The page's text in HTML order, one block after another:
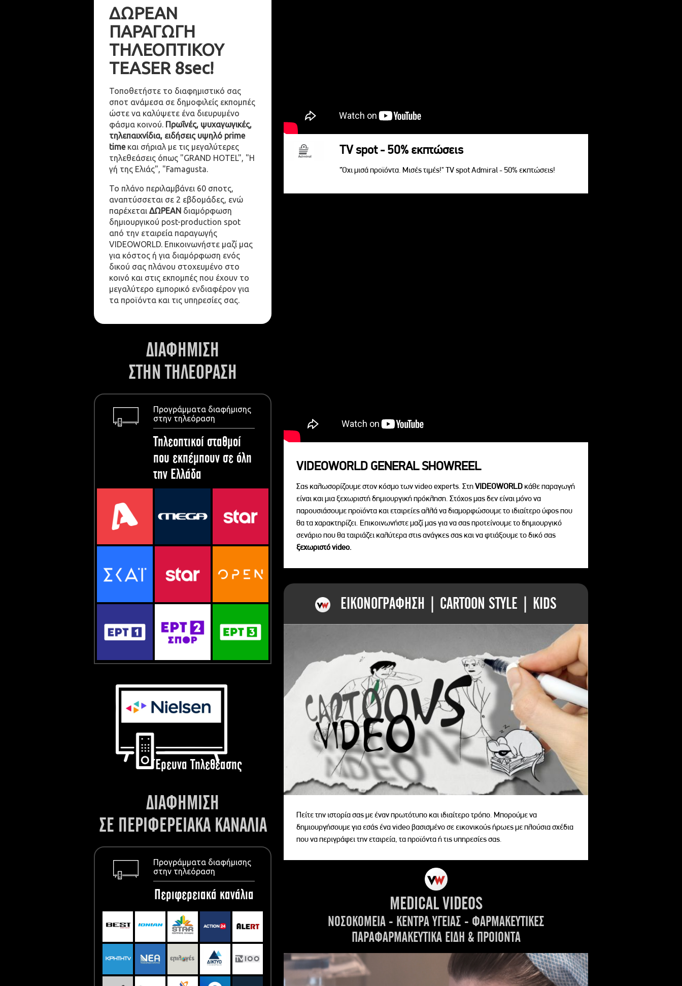
ΔΩΡΕΑΝ
ΠΑΡΑΓΩΓΗ
ΤΗΛΕΟΠΤΙΚΟΥ
TEASER 8sec!
Τοποθετήστε το διαφημιστικό σας
σποτ ανάμεσα σε δημοφιλείς εκπομπές
ώστε να καλύψετε ένα διευρυμένο
φάσμα κοινού. Πρωΐνές, ψυχαγωγικές,
τηλεπαιχνίδια, ειδήσεις υψηλό prime
timeκαι σήριαλ με τις μεγαλύτερες
τηλεθεάσεις όπως "GRAND HOTEL", "Η
γή της Ελιάς", "Famagusta.
Το πλάνο περιλαμβάνει 60 σποτς,
αναπτύσσεται σε 2 εβδομάδες, ενώ
παρέχεται ΔΩΡΕΑΝ διαμόρφωση
δημιουργικού post-production spot
από την εταιρεία παραγωγής
VIDEOWORLD. Επικοινωνήστε μαζί μας
για κόστος ή για διαμόρφωση ενός
δικού σας πλάνου στοχευμένο στο
κοινό και στις εκπομπές που έχουν το
μεγαλύτερο εμπορικό ενδιαφέρον για
τα προϊόντα και τις υπηρεσίες σας.
ΔΙΑΦΗΜΙΣΗ
ΣΤΗΝ ΤΗΛΕΟΡΑΣΗ
Προγράμματα διαφήμισης
στην τηλεόραση
Τηλεοπτικοί σταθμοί
που εκπέμπουν σε όλη
την Ελλάδα
Έρευνα Τηλεθέασης
ΔΙΑΦΗΜΙΣΗ
ΣΕ ΠΕΡΙΦΕΡΕΙΑΚΑ ΚΑΝΑΛΙΑ
Προγράμματα διαφήμισης
στην τηλεόραση
Περιφερειακά κανάλια
TV spot - 50% εκπτώσεις
"Όχι μισά προϊόντα. Μισές τιμές!" TV spot Admiral - 50% εκπτώσεις!
VIDEOWORLD GENERAL SHOWREEL
Σας καλωσορίζουμε στον κόσμο των video experts. ΣτηVIDEOWORLD κάθε παραγωγή
είναι και μια ξεχωριστή δημιουργική πρόκληση. Στόχος μας δεν είναι μόνο να
παρουσιάσουμε προϊόντα και εταιρείες αλλά να διαμορφώσουμε το ιδιαίτερο ύφος που
θα τα χαρακτηρίζει. Επικοινωνήστε μαζί μας για να σας προτείνουμε το δημιουργικό
σενάριο που θα ταιριάζει καλύτερα στις ανάγκες σας και να φτιάξουμε το δικό σας
ξεχωριστό videο.
ΕΙΚΟΝΟΓΡΑΦΗΣΗ | CARTOON STYLE | KIDS
Πείτε την ιστορία σας με έναν πρωτότυπο και ιδιαίτερο τρόπο. Μπορούμε να
δημιουργήσουμε για εσάς ένα video βασισμένο σε εικονικούς ήρωες με πλούσια σχέδια
που να περιγράφει την εταιρεία, τα προϊόντα ή τις υπηρεσίες σας.
MEDICAL VIDEOS
ΝΟΣΟΚΟΜΕΙΑ - ΚΕΝΤΡΑ ΥΓΕΙΑΣ - ΦΑΡΜΑΚΕΥΤΙΚΕΣ
ΠΑΡΑΦΑΡΜΑΚΕΥΤΙΚΑ ΕΙΔΗ & ΠΡΟΙΟΝΤΑ